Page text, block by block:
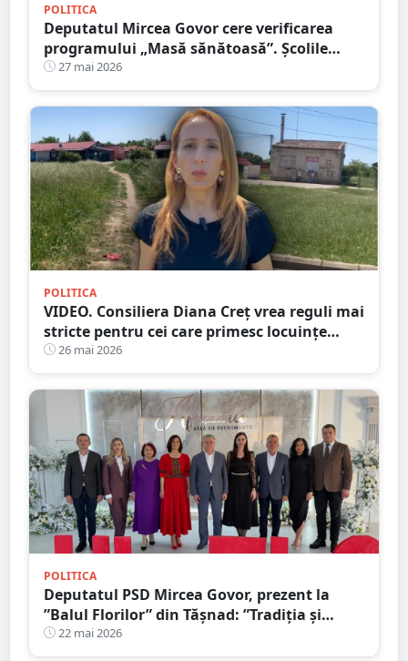
POLITICA
Deputatul Mircea Govor cere verificarea
programului „Masă sănătoasă”. Școlile
profesionale și liceele serale, pe listă.
Solicită intervenția Corpului de Control
27 mai 2026
POLITICA
VIDEO. Consiliera Diana Creț vrea reguli mai
stricte pentru cei care primesc locuințe
sociale: Fără cerșetorie, bătăi, contrabandă
sau alte ilegalități
26 mai 2026
POLITICA
Deputatul PSD Mircea Govor, prezent la
”Balul Florilor” din Tășnad: ”Tradiția și
solidaritatea unesc comunitatea”
22 mai 2026